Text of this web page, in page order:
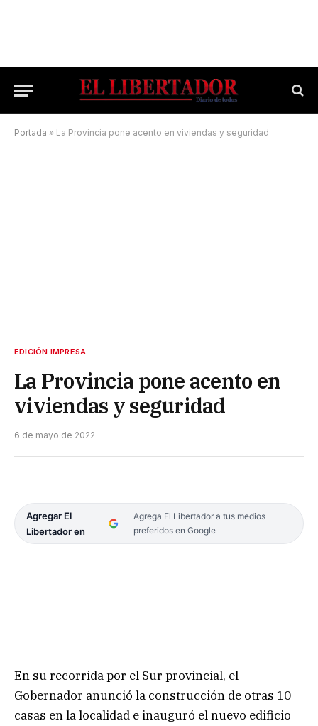
Portada » La Provincia pone acento en viviendas y seguridad
EDICIÓN IMPRESA
La Provincia pone acento en
viviendas y seguridad
6 de mayo de 2022
Agregar El
Libertador en
Agrega El Libertador a tus medios
preferidos en Google
En su recorrida por el Sur provincial, el
Gobernador anunció la construcción de otras 10
casas en la localidad e inauguró el nuevo edificio